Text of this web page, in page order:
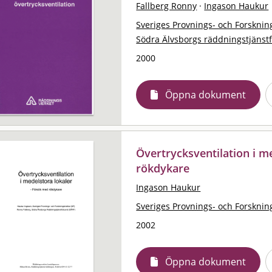
Fallberg Ronny · Ingason Haukur
Sveriges Provnings- och
Södra Älvsborgs
2000
Öppna dokument
Övertrycksventilation i
rökdykare
Ingason Haukur
Sveriges Provnings- och
2002
Öppna dokument